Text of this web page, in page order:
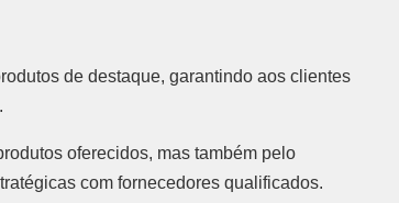
de destaque, garantindo aos clientes
oferecidos, mas também pelo
com fornecedores qualificados.